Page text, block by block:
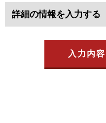
詳細の情報を入力する
入力内